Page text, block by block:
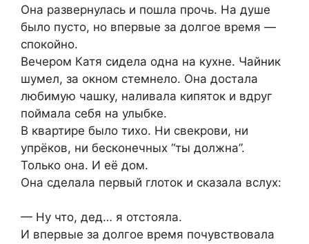
Она развернулась и пошла прочь. На душе
было пусто, но впервые за долгое время —
спокойно.
Вечером Катя сидела одна на кухне. Чайник
шумел, за окном стемнело. Она достала
любимую чашку, наливала кипяток и вдруг
поймала себя на улыбке.
В квартире было тихо. Ни свекрови, ни
упрёков, ни бесконечных “ты должна”.
Только она. И её дом.
Она сделала первый глоток и сказала вслух:
— Ну что, дед… я отстояла.
И впервые за долгое время почувствовала